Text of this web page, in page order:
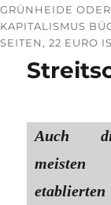
GRÜNHEIDE
KAPITALISMUS
SEITEN, 22 EURO
Auch
meisten
etablierten